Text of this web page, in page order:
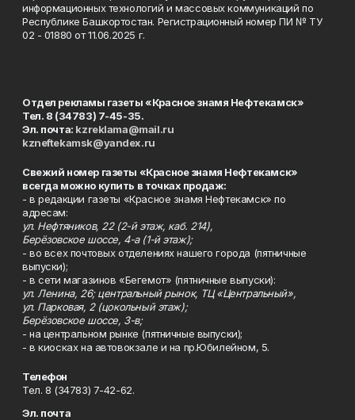
информационных технологий и массовых коммуникаций по
Республике Башкортостан. Регистрационный номер ПИ № ТУ
02 - 01880 от 11.06.2025 г.
Отдел рекламы газеты «Красное знамя Нефтекамск»
Тел. 8 (34783) 7-45-35.
Эл. почта: kzreklama@mail.ru
kzneftekamsk@yandex.ru
Свежий номер газеты «Красное знамя Нефтекамск»
всегда можно купить в точках продаж:
- в редакции газеты «Красное знамя Нефтекамск» по
адресам:
ул. Нефтяников, 22 (2-й этаж, каб. 214),
Берёзовское шоссе, 4-а (1-й этаж);
- во всех почтовых отделениях нашего города (пятничные
выпуски);
- в сети магазинов «Бегемот» (пятничные выпуски):
ул. Ленина, 26; центральный рынок, ТЦ «Центральный»,
ул. Парковая, 2 (цокольный этаж);
Берёзовское шоссе, 3-в;
- на центральном рынке (пятничные выпуски);
- в киосках на автовокзале и на пр.Юбилейном, 5.
Телефон
Тел. 8 (34783) 7-42-62.
Эл. почта